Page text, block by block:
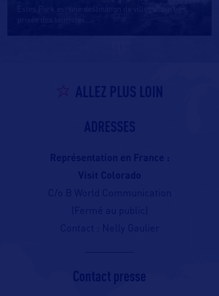
Estes Park est une destination de villégiature très
prisée des touristes,
ALLEZ PLUS LOIN
ADRESSES
Représentation en France :
Visit Colorado
C/o B World Communication
(Fermé au public)
Contact : Nelly Gaulier
Contact presse